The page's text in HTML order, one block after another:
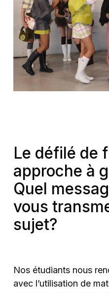
Le défilé de
approche à
Quel
vous
sujet?
Nos étudiants nous
avec l’utilisation de